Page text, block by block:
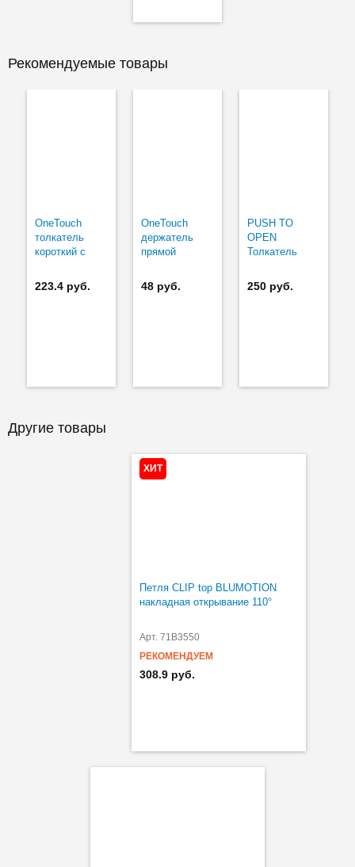
Рекомендуемые товары
OneTouch
толкатель
короткий с
клею
223.4 руб.
OneTouch
держатель
прямой
48 руб.
PUSH TO
OPEN
Толкатель
250 руб.
Другие товары
ХИТ
Петля CLIP top BLUMOTION
накладная открывание 110°
Арт. 71B3550
РЕКОМЕНДУЕМ
308.9 руб.